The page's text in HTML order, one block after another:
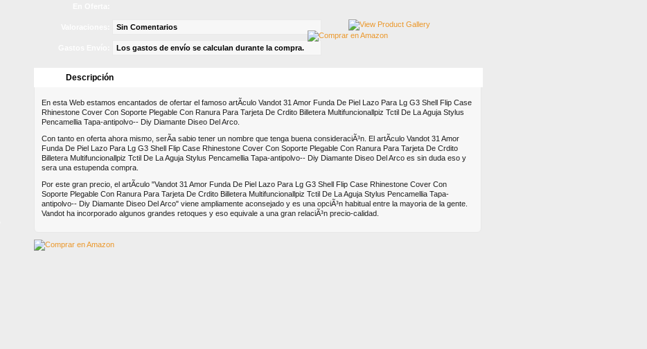
Sin Comentarios
Los gastos de envío se calculan durante la compra.
Descripción
En esta Web estamos encantados de ofertar el famoso artÃ­culo Vandot 31 Amor Funda De Piel Lazo Para Lg G3 Shell Flip Case
Rhinestone Cover Con Soporte Plegable Con Ranura Para Tarjeta De Crdito Billetera Multifuncionallpiz Tctil De La Aguja Stylus
Pencamellia Tapa-antipolvo-- Diy Diamante Diseo Del Arco.
Con tanto en oferta ahora mismo, serÃ­a sabio tener un nombre que tenga buena consideraciÃ³n. El artÃ­culo Vandot 31 Amor
Funda De Piel Lazo Para Lg G3 Shell Flip Case Rhinestone Cover Con Soporte Plegable Con Ranura Para Tarjeta De Crdito
Billetera Multifuncionallpiz Tctil De La Aguja Stylus Pencamellia Tapa-antipolvo-- Diy Diamante Diseo Del Arco es sin duda eso y
sera una estupenda compra.
Por este gran precio, el artÃ­culo "Vandot 31 Amor Funda De Piel Lazo Para Lg G3 Shell Flip Case Rhinestone Cover Con
Soporte Plegable Con Ranura Para Tarjeta De Crdito Billetera Multifuncionallpiz Tctil De La Aguja Stylus Pencamellia Tapa-
antipolvo-- Diy Diamante Diseo Del Arco" viene ampliamente aconsejado y es una opciÃ³n habitual entre la mayoria de la gente.
Vandot ha incorporado algunos grandes retoques y eso equivale a una gran relaciÃ³n precio-calidad.